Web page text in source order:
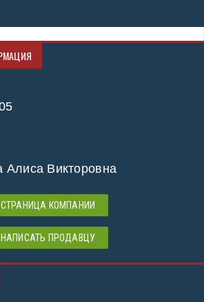
Викторовна
СТРАНИЦА КОМПАНИИ
НАПИСАТЬ ПРОДАВЦУ